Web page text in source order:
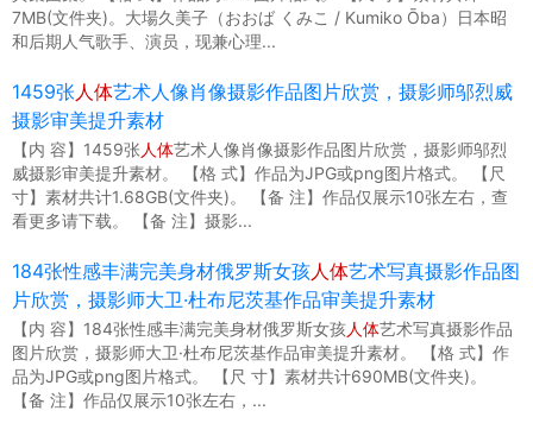
7MB(文件夹)。大場久美子（おおば くみこ / Kumiko Ōba）日本昭
和后期人气歌手、演员，现兼心理...
1459张 人体艺术人像肖像摄影作品图片欣赏，摄影师邬烈威
摄影审美提升素材
【内 容】1459张 人体艺术人像肖像摄影作品图片欣赏，摄影师邬烈
威摄影审美提升素材。 【格 式】作品为JPG或png图片格式。 【尺
寸】素材共计1.68GB(文件夹)。 【备 注】作品仅展示10张左右，查
看更多请下载。 【备 注】摄影...
184张性感丰满完美身材俄罗斯女孩人体艺术写真摄影作品图
片欣赏，摄影师大卫·杜布尼茨基作品审美提升素材
【内 容】184张性感丰满完美身材俄罗斯女孩人体艺术写真摄影作品
图片欣赏，摄影师大卫·杜布尼茨基作品审美提升素材。 【格 式】作
品为JPG或png图片格式。 【尺 寸】素材共计690MB(文件夹)。
【备 注】作品仅展示10张左右，...